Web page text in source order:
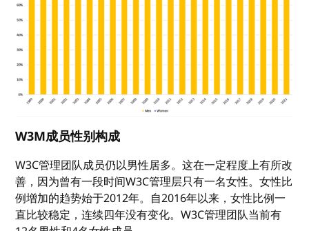
W3M成员性别构成
W3C管理团队成员仍以男性居多。这在一定程度上有所改
善，因为曾有一段时间W3C管理层只有一名女性。女性比
例增加的趋势始于2012年。自2016年以来，女性比例一
直比较稳定，连续四年没有变化。W3C管理团队当前有